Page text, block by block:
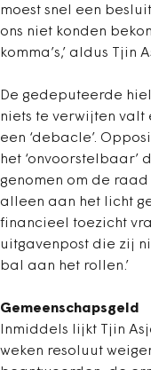
moest snel een
ons niet konden
komma’s,’ aldus Tjin
De gedeputeerde
niets te verwijten valt
een ‘debacle’.
het ‘onvoorstelbaar’
genomen om de raad
alleen aan het licht
financieel toezicht
uitgavenpost die zij
bal aan het rollen.’
Gemeenschapsgeld
Inmiddels lijkt Tjin
weken resoluut